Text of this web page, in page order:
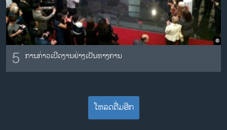
5 ການກ່າວເປີດງານຢ່າງເປັນທາງການ
ໂຫລດຕື່ມອີກ